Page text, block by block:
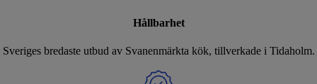
Hållbarhet
Sveriges bredaste utbud av Svanenmärkta kök, tillverkade i Tidaholm.